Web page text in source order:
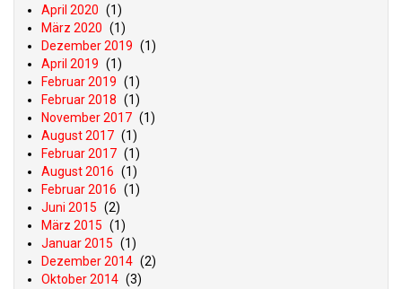
April 2020 (1)
März 2020 (1)
Dezember 2019 (1)
April 2019 (1)
Februar 2019 (1)
Februar 2018 (1)
November 2017 (1)
August 2017 (1)
Februar 2017 (1)
August 2016 (1)
Februar 2016 (1)
Juni 2015 (2)
März 2015 (1)
Januar 2015 (1)
Dezember 2014 (2)
Oktober 2014 (3)